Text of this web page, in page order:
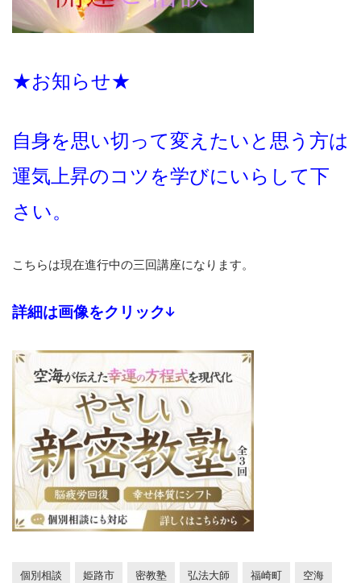
★お知らせ★
自身を思い切って変えたいと思う方は
運気上昇のコツを学びにいらして下
さい。
こちらは現在進行中の三回講座になります。
詳細は画像をクリック↓
個別相談 姫路市 密教塾 弘法大師 福崎町 空海